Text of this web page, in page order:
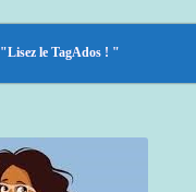
"Lisez le TagAdos ! "